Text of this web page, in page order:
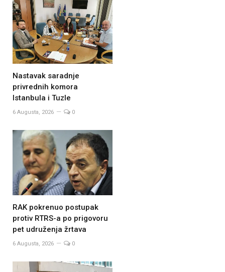
Nastavak saradnje
privrednih komora
Istanbula i Tuzle
6 Augusta, 2026 0
RAK pokrenuo postupak
protiv RTRS-a po prigovoru
pet udruženja žrtava
6 Augusta, 2026 0